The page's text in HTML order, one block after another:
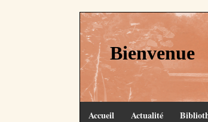
Bienvenue
Accueil Actualité